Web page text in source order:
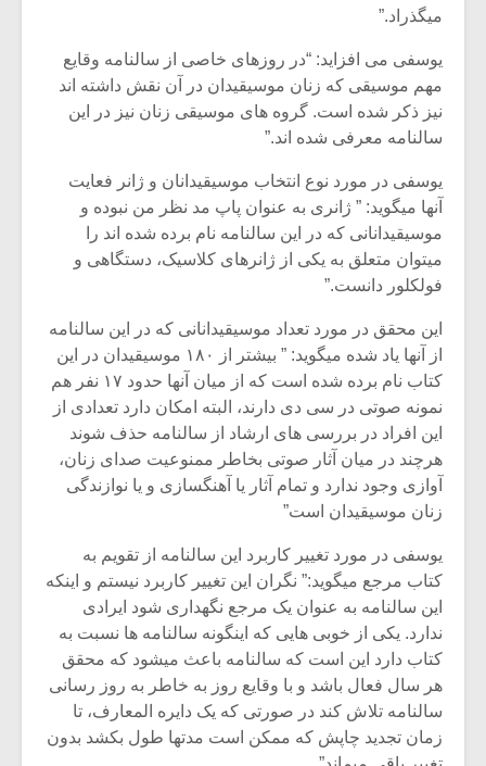
میگذراد.”
یوسفی می افزاید: “در روزهای خاصی از سالنامه وقایع
مهم موسیقی که زنان موسیقیدان در آن نقش داشته اند
نیز ذکر شده است. گروه های موسیقی زنان نیز در این
سالنامه معرفی شده اند.”
یوسفی در مورد نوع انتخاب موسیقیدانان و ژانر فعایت
آنها میگوید: ” ژانری به عنوان پاپ مد نظر من نبوده و
موسیقیدانانی که در این سالنامه نام برده شده اند را
میتوان متعلق به یکی از ژانرهای کلاسیک، دستگاهی و
فولکلور دانست.”
این محقق در مورد تعداد موسیقیدانانی که در این سالنامه
از آنها یاد شده میگوید: ” بیشتر از ۱۸۰ موسیقیدان در این
کتاب نام برده شده است که از میان آنها حدود ۱۷ نفر هم
نمونه صوتی در سی دی دارند، البته امکان دارد تعدادی از
این افراد در بررسی های ارشاد از سالنامه حذف شوند
هرچند در میان آثار صوتی بخاطر ممنوعیت صدای زنان،
آوازی وجود ندارد و تمام آثار یا آهنگسازی و یا نوازندگی
زنان موسیقیدان است”
یوسفی در مورد تغییر کاربرد این سالنامه از تقویم به
کتاب مرجع میگوید:” نگران این تغییر کاربرد نیستم و اینکه
این سالنامه به عنوان یک مرجع نگهداری شود ایرادی
ندارد. یکی از خوبی هایی که اینگونه سالنامه ها نسبت به
کتاب دارد این است که سالنامه باعث میشود که محقق
هر سال فعال باشد و با وقایع روز به خاطر به روز رسانی
سالنامه تلاش کند در صورتی که یک دایره المعارف، تا
زمان تجدید چاپش که ممکن است مدتها طول بکشد بدون
شیش و نیم»
اگر نمی توانی
مشهورترین باشی،
موسیقی
برگزار
سکانسی